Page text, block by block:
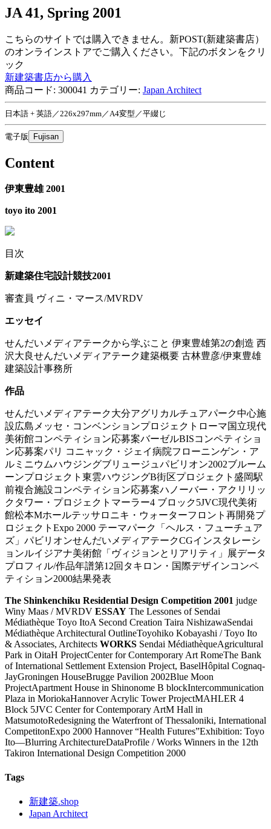
JA 41, Spring 2001
こちらのサイトでは購入できません。新POST(新建築書店）
のオンラインストアでご購入ください。下記のボタンをクリ
ック
新建築書店から購入
商品コード: 300041 カテゴリー: Japan Architect
日本語 + 英語／226x297mm／A4変型／平綴じ
電子版 Fujisan
Content
伊東豊雄 2001
toyo ito 2001
目次
新建築住宅設計競技2001
審査員 ヴィニ・マース/MVRDV
エッセイ
せんだいメディアテークから学ぶこと 伊東豊雄第2の創造 西
沢大良せんだいメディアテーク建築概要 古林豊彦/伊東豊雄
建築設計事務所
作品
せんだいメディアテーク大分アグリカルチュアパーク中心施
設広島メッセ・コンベンションプロジェクトローマ国立現代
美術館コンペティション応募案バーゼルBISコンペティショ
ン応募案パリ コニャック・ジェイ病院フローニンゲン・ア
ルミニウムハウジングブリュージュパビリオン2002ブルーム
ーンプロジェクト東雲ハウジングB街区プロジェクト盛岡駅
前複合施設コンペティション応募案ハノーバー・アクリリッ
クタワー・プロジェクトマーラー4 ブロック5JVC現代美術
館松本Mホールテッサロニキ・ウォーターフロント再開発プ
ロジェクトExpo 2000 テーマパーク「ヘルス・フューチュア
ズ」パビリオンせんだいメディアテークCGインスタレーシ
ョンルイジアナ美術館「ヴィジョンとリアリティ」展データ
プロフィル/作品年譜第12回タキロン・国際デザインコンペ
ティション2000結果発表
The Shinkenchiku Residential Design Competition 2001 judge
Winy Maas / MVRDV ESSAY The Lessones of Sendai
Médiathèque Toyo ItoA Second Creation Taira NishizawaSendai
Médiathèque Architectural OutlineToyohiko Kobayashi / Toyo Ito
& Associates, Architects WORKS Sendai MédiathèqueAgricultural
Park in OitaH ProjectCenter for Contemporary Art RomeThe Bank
of International Settlement Extension Project, BaselHôpital Cognaq-
JayGroningen HouseBrugge Pavilion 2002Blue Moon
ProjectApartment House in Shinonome B blockIntercommunication
Plaza in MoriokaHannover Acrylic Tower ProjectMAHLER 4
Block 5JVC Center for Contemporary ArtM Hall in
MatsumotoRedesigning the Waterfront of Thessaloniki, International
CompetitonExpo 2000 Hannover “Health Futures”Exhibition: Toyo
Ito––Blurring ArchitectureDataProfile / Works Winners in the 12th
Takiron International Design Competition 2000
Tags
新建築.shop
Japan Architect